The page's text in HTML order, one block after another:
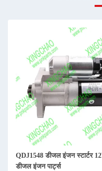
QDJ1548 डीजल इंजन स्टार्टर
डीजल इंजन पार्ट्स